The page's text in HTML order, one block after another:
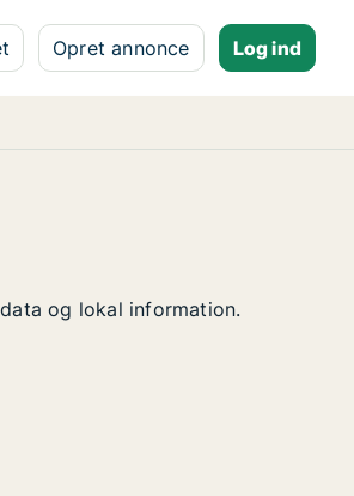
Opret annonce Log ind
og lokal information.